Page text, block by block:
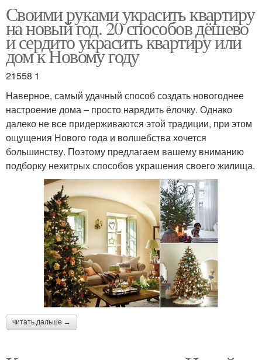
Своими руками украсить квартиру
на новый год. 20 способов дёшево
и сердито украсить квартиру или
дом к Новому году
21558 1
Наверное, самый удачный способ создать новогоднее
настроение дома – просто нарядить ёлочку. Однако
далеко не все придерживаются этой традиции, при этом
ощущения Нового года и волшебства хочется
большинству. Поэтому предлагаем вашему вниманию
подборку нехитрых способов украшения своего жилища.
читать дальше →